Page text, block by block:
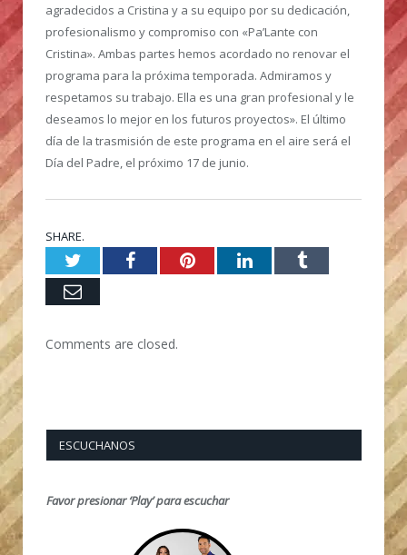
agradecidos a Cristina y a su equipo por su dedicación,
profesionalismo y compromiso con «Pa’Lante con
Cristina». Ambas partes hemos acordado no renovar el
programa para la próxima temporada. Admiramos y
respetamos su trabajo. Ella es una gran profesional y le
deseamos lo mejor en los futuros proyectos». El último
día de la trasmisión de este programa en el aire será el
Día del Padre, el próximo 17 de junio.
SHARE.
TwitterFacebookPinterestLinkedInTumblr
Email
Comments are closed.
ESCUCHANOS
Favor presionar ‘Play’ para escuchar